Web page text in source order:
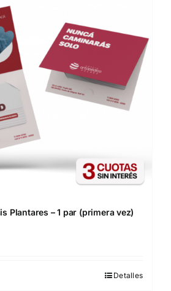
Plantares – 1 par (primera vez)
Detalles